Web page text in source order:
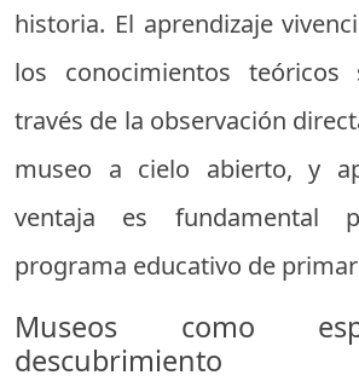
historia. El aprendizaje
los conocimientos teóricos
través de la observación
museo a cielo abierto, y
ventaja es fundamental
programa educativo de
Museos como
descubrimiento